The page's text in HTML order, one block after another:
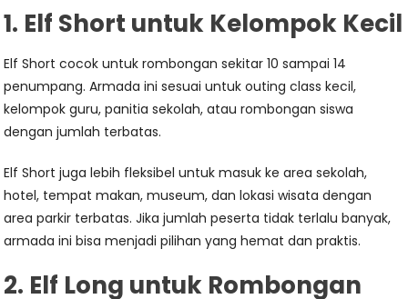
1. Elf Short untuk Kelompok Kecil
Elf Short cocok untuk rombongan sekitar 10 sampai 14
penumpang. Armada ini sesuai untuk outing class kecil,
kelompok guru, panitia sekolah, atau rombongan siswa
dengan jumlah terbatas.
Elf Short juga lebih fleksibel untuk masuk ke area sekolah,
hotel, tempat makan, museum, dan lokasi wisata dengan
area parkir terbatas. Jika jumlah peserta tidak terlalu banyak,
armada ini bisa menjadi pilihan yang hemat dan praktis.
2. Elf Long untuk Rombongan